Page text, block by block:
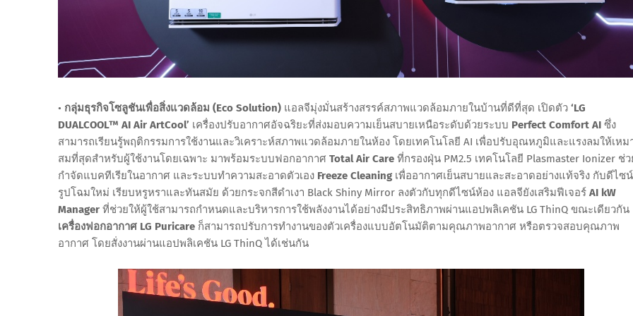
• กลุ่มธุรกิจโซลูชันเพื่อสิ่งแวดล้อม (Eco Solution) แอลจีมุ่งมั่นสร้างสรรค์สภาพแวดล้อมภายในบ้านที่ดีที่สุด เปิดตัว ‘LG
DUALCOOL™ AI Air ArtCool’ เครื่องปรับอากาศอัจฉริยะที่ส่งมอบความเย็นสบายเหนือระดับด้วยระบบ Perfect Comfort AI ซึ่ง
สามารถเรียนรู้พฤติกรรมการใช้งานและวิเคราะห์สภาพแวดล้อมภายในห้อง โดยเทคโนโลยี AI เพื่อปรับอุณหภูมิและแรงลมให้เหม
สมที่สุดสำหรับผู้ใช้งานโดยเฉพาะ มาพร้อมระบบฟอกอากาศ Total Air Care ที่กรองฝุ่น PM2.5 เทคโนโลยี Plasmaster Ionizer ช่
กำจัดแบคทีเรียในอากาศ และระบบทำความสะอาดตัวเอง Freeze Cleaning เพื่ออากาศเย็นสบายและสะอาดอย่างแท้จริง กับดีไซน์
รูปโฉมใหม่ เรียบหรูหราและทันสมัย ด้วยกระจกสีดำเงา Black Shiny Mirror ลงตัวกับทุกดีไซน์ห้อง แอลจียังเสริมฟีเจอร์ AI kW
Manager ที่ช่วยให้ผู้ใช้สามารถกำหนดและบริหารการใช้พลังงานได้อย่างมีประสิทธิภาพผ่านแอปพลิเคชัน LG ThinQ ขณะเดียวกัน
เครื่องฟอกอากาศ LG Puricare ก็สามารถปรับการทำงานของตัวเครื่องแบบอัตโนมัติตามคุณภาพอากาศ หรือตรวจสอบคุณภาพ
อากาศ โดยสั่งงานผ่านแอปพลิเคชัน LG ThinQ ได้เช่นกัน